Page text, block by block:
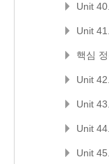
Unit
Unit
핵심
Unit
Unit
Unit
Unit